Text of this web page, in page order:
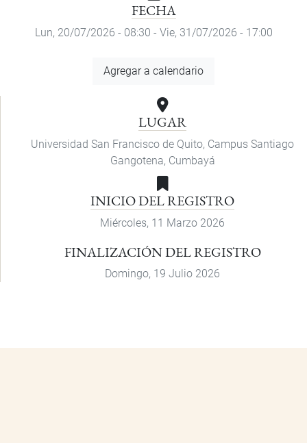
FECHA
Lun, 20/07/2026 - 08:30 - Vie, 31/07/2026 - 17:00
Agregar a calendario
LUGAR
Universidad San Francisco de Quito, Campus Santiago
Gangotena, Cumbayá
INICIO DEL REGISTRO
Miércoles, 11 Marzo 2026
FINALIZACIÓN DEL REGISTRO
Domingo, 19 Julio 2026